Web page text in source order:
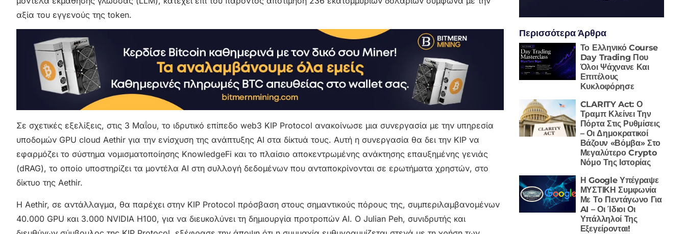
αξία του εγγενούς της token.
Σε σχετικές εξελίξεις, στις 3 Μαΐου, το ιδρυτικό επίπεδο web3 KIP Protocol ανακοίνωσε μια συνεργασία με την υπηρεσία
υποδομών GPU cloud Aethir για την ενίσχυση της ανάπτυξης AI στα δίκτυά τους. Αυτή η συνεργασία θα δει την KIP να
εφαρμόζει το σύστημα νομισματοποίησης KnowledgeFi και το πλαίσιο αποκεντρωμένης ανάκτησης επαυξημένης γενιάς
(dRAG), το οποίο υποστηρίζει τα μοντέλα AI στη συλλογή δεδομένων που ανταποκρίνονται σε ερωτήματα χρηστών, στο
δίκτυο της Aethir.
Η Aethir, σε αντάλλαγμα, θα παρέχει στην KIP Protocol πρόσβαση στους σημαντικούς πόρους της, συμπεριλαμβανομένων
40.000 GPU και 3.000 NVIDIA H100, για να διευκολύνει τη δημιουργία προτροπών AI. Ο Julian Peh, συνιδρυτής και
Περισσότερα Άρθρα
Το Ελληνικό Course
Day Trading Που
Όλοι Ψάχνανε Και
Επιτέλους
Κυκλοφόρησε
CLARITY Act: Ο
Τραμπ Κλείνει Την
Πόρτα Στις Ρυθμίσεις
– Οι Δημοκρατικοί
Βάζουν «Βόμβα» Στο
Μεγαλύτερο Crypto
Νόμο Της Ιστορίας
Η Google Υπέγραψε
ΜΥΣΤΙΚΗ Συμφωνία
Με Το Πεντάγωνο Για
AI – Οι Ίδιοι Οι
Υπάλληλοί Της
Εξεγείρονται!